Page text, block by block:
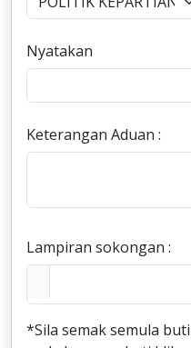
Nyatakan
Keterangan Aduan :
Lampiran sokongan :
*Sila semak semula